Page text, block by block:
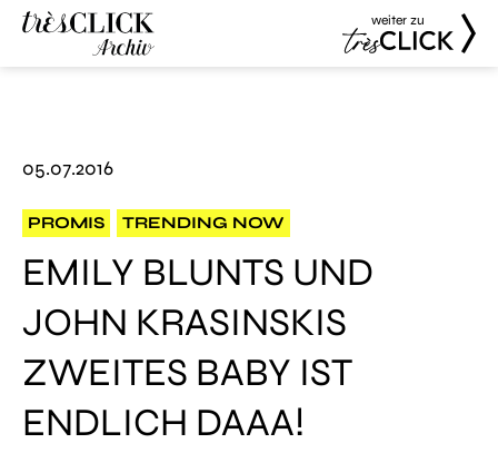
weiter zu
05.07.2016
PROMIS TRENDING NOW
EMILY BLUNTS UND
JOHN KRASINSKIS
ZWEITES BABY IST
ENDLICH DAAA!